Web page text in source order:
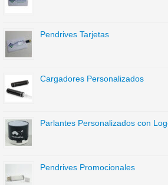
Pendrives Tarjetas
Cargadores Personalizados
Parlantes Personalizados con
Pendrives Promocionales